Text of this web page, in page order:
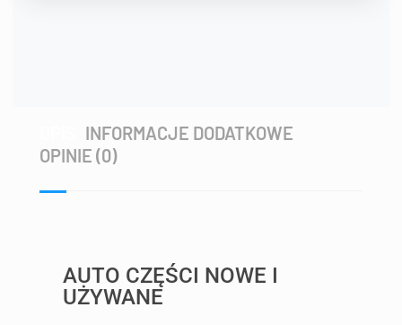
INFORMACJE DODATKOWE
OPINIE (0)
AUTO CZĘŚCI NOWE I
UŻYWANE